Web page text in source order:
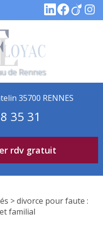
de Rennes
35700 RENNES
35 31
rdv gratuit
> divorce pour faute :
familial